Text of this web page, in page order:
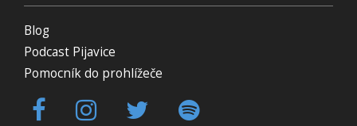
Blog
Podcast Pijavice
Pomocník do prohlížeče